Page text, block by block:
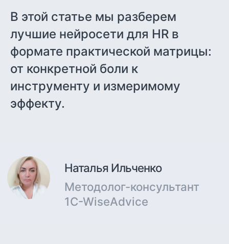
В этой статье мы разберем
лучшие нейросети для HR в
формате практической матрицы:
от конкретной боли к
инструменту и измеримому
эффекту.
Методолог-консультант
1C-WiseAdvice